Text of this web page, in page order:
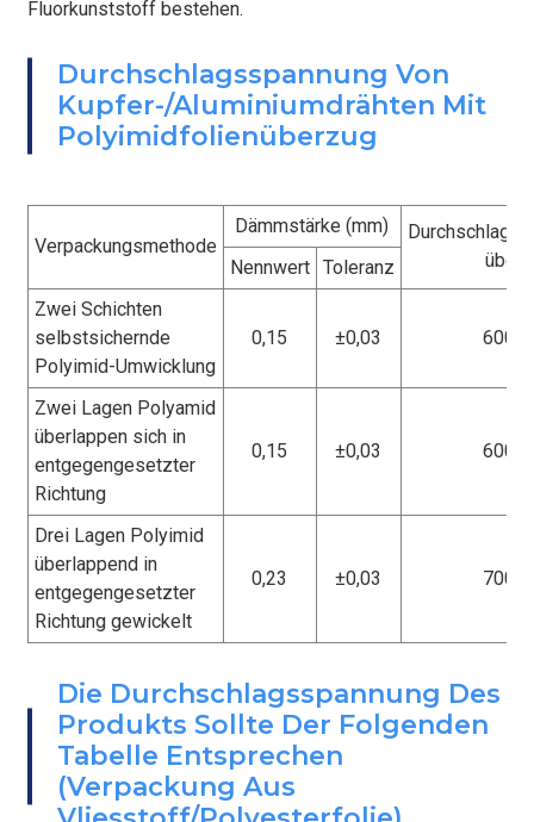
Fluorkunststoff bestehen.
Durchschlagsspannung Von
Kupfer-/Aluminiumdrähten Mit
Polyimidfolienüberzug
Verpackungsmethode
Dämmstärke (mm)
über
Nennwert Toleranz
Zwei Schichten
selbstsichernde
Polyimid-Umwicklung
0,15 ±0,03 6000
Zwei Lagen Polyamid
überlappen sich in
entgegengesetzter
Richtung
0,15 ±0,03 6000
Drei Lagen Polyimid
überlappend in
entgegengesetzter
Richtung gewickelt
0,23 ±0,03 7000
Die Durchschlagsspannung Des
Produkts Sollte Der Folgenden
Tabelle Entsprechen
(Verpackung Aus